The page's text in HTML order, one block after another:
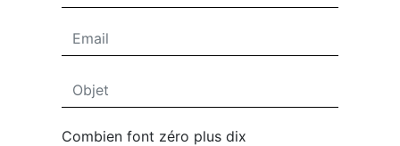
Combien font zéro plus dix